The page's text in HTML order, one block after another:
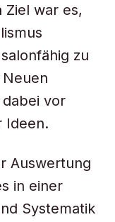
Ziel war es,
zu
vor
Ideen.
Auswertung
in einer
Systematik